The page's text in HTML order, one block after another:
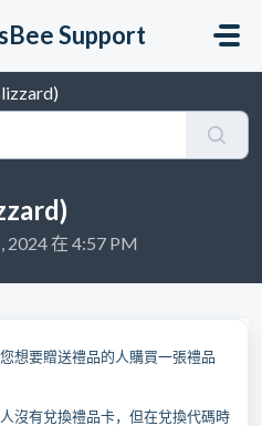
Support
2024 在 4:57 PM
想要贈送禮品的人購買一張禮品
沒有兌換禮品卡，但在兌換代碼時